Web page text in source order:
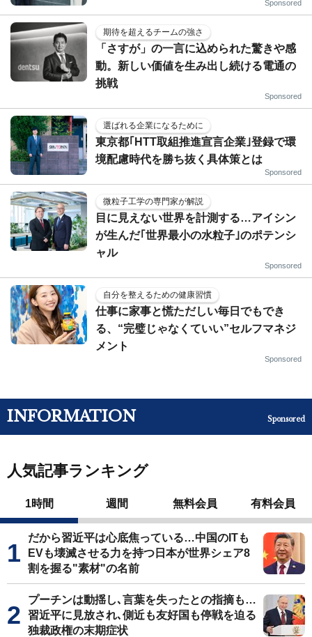
Sponsored
期待を超えるチームの強さ
「さすが」の一言に込められた驚きや感
動。新しい価値を生み出し続ける電通の
挑戦
Sponsored
選ばれる企業になるために
東京都｢HTT取組推進宣言企業｣登録で環
境配慮時代を勝ち抜く具体策とは
Sponsored
微粒子工学の専門家が解説
目に見えない世界を計測する…アイシン
が生んだ｢世界最小の水粒子｣のポテンシ
ャル
Sponsored
自分を整えるための健康習慣
仕事に家事と慌ただしい毎日でもでき
る、“完璧じゃなくていい”セルフマネジ
メント
Sponsored
INFORMATION Sponsored
人気記事ランキング
1時間 週間 無料会員 有料会員
だから習近平は心底焦っている…中国のITも
EVも壊滅させる力を持つ日本が世界シェア8
割を握る"素材"の名前
プーチンは動揺し､言葉を失ったとの指摘も…
習近平に見放され､側近も友好国も停戦を迫る
独裁政権の末期症状